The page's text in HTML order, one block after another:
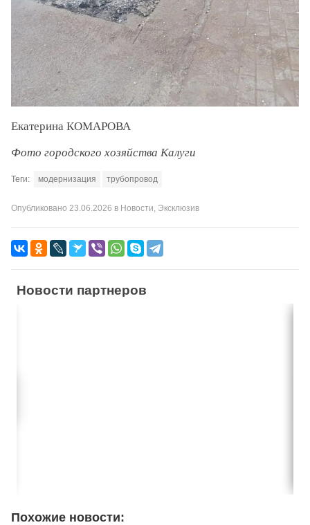
Екатерина КОМАРОВА
Фото городского хозяйства Калуги
Теги: модернизация трубопровод
Опубликовано 23.06.2026 в Новости, Эксклюзив
Новости партнеров
Похожие новости: